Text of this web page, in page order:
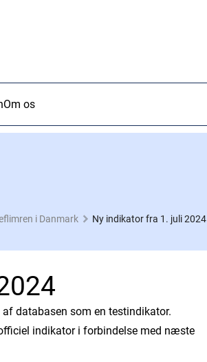
Om os
i Danmark Ny indikator fra 1. juli 2024
databasen som en testindikator.
indikator i forbindelse med næste